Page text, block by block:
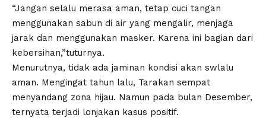
“Jangan selalu merasa aman, tetap cuci tangan
menggunakan sabun di air yang mengalir, menjaga
jarak dan menggunakan masker. Karena ini bagian dari
kebersihan,”tuturnya.
Menurutnya, tidak ada jaminan kondisi akan swlalu
aman. Mengingat tahun lalu, Tarakan sempat
menyandang zona hijau. Namun pada bulan Desember,
ternyata terjadi lonjakan kasus positif.